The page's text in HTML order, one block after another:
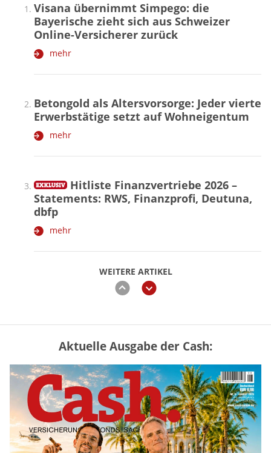
WEITERE ARTIKEL
zurückweiter
Visana übernimmt Simpego: die
Bayerische zieht sich aus Schweizer
Online-Versicherer zurück
mehr
Betongold als Altersvorsorge: Jeder vierte
Erwerbstätige setzt auf Wohneigentum
mehr
Hitliste Finanzvertriebe 2026 –
Statements: RWS, Finanzprofi, Deutuna,
dbfp
mehr
Mütterrente III Tabelle: So viel Renten-
Nachzahlung ist pro Kind möglich
mehr
„Jung kauft Alt“ 2026: Neue Förderung im
Überblick – Tabelle mit Kreditbeträgen
Aktuelle Ausgabe der Cash: